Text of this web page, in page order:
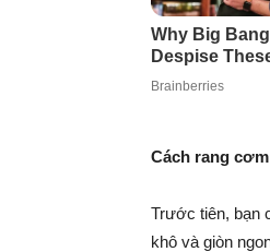
Cách rang cơm
Trước tiên, bạn
khô và giòn